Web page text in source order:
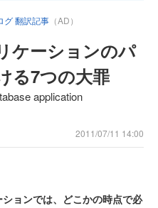
グ 翻訳記事 （AD）
ケーションのパ
る7つの大罪
application
2011/07/11 14:00
ョンでは、どこかの時点で必